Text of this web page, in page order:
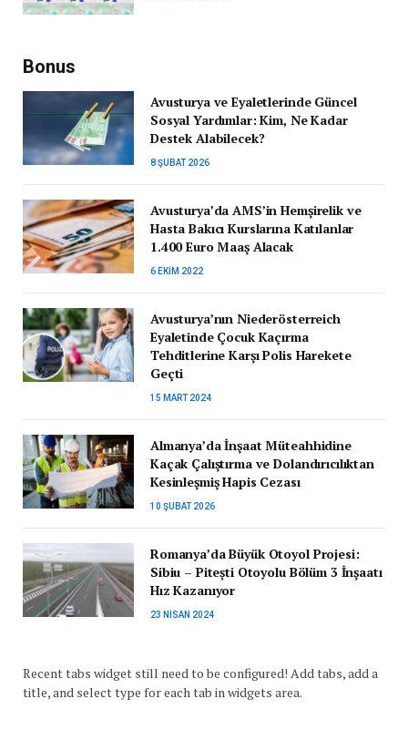
Bonus
Avusturya ve Eyaletlerinde Güncel
Sosyal Yardımlar: Kim, Ne Kadar
Destek Alabilecek?
8 ŞUBAT 2026
Avusturya’da AMS’in Hemşirelik ve
Hasta Bakıcı Kurslarına Katılanlar
1.400 Euro Maaş Alacak
6 EKIM 2022
Avusturya’nın Niederösterreich
Eyaletinde Çocuk Kaçırma
Tehditlerine Karşı Polis Harekete
Geçti
15 MART 2024
Almanya’da İnşaat Müteahhidine
Kaçak Çalıştırma ve Dolandırıcılıktan
Kesinleşmiş Hapis Cezası
10 ŞUBAT 2026
Romanya’da Büyük Otoyol Projesi:
Sibiu – Pitești Otoyolu Bölüm 3 İnşaatı
Hız Kazanıyor
23 NISAN 2024
Recent tabs widget still need to be configured! Add tabs, add a
title, and select type for each tab in widgets area.